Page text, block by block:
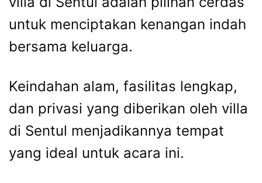
untuk menciptakan kenangan indah
bersama keluarga.
Keindahan alam, fasilitas lengkap,
dan privasi yang diberikan oleh villa
di Sentul menjadikannya tempat
yang ideal untuk acara ini.